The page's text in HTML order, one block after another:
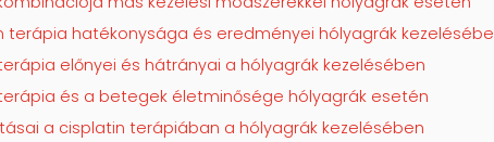
terápia hatékonysága és eredményei hólyagrák
előnyei és hátrányai a hólyagrák kezelésében
és a betegek életminősége hólyagrák esetén
a cisplatin terápiában a hólyagrák kezelésében